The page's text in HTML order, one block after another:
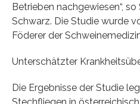
Betrieben nachgewiesen“,
Schwarz. Die Studie wurde
Föderer der
Unterschätzter
Die Ergebnisse der Studie
Stechfliegen in